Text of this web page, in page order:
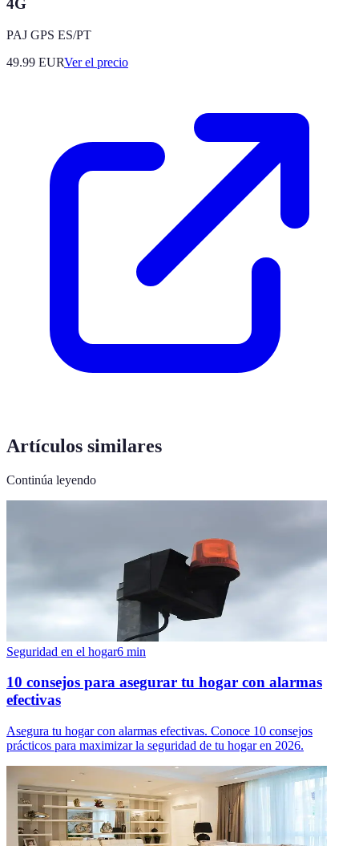
4G
PAJ GPS ES/PT
49.99 EURVer el precio
Artículos similares
Continúa leyendo
Seguridad en el hogar6 min
10 consejos para asegurar tu hogar con alarmas
efectivas
Asegura tu hogar con alarmas efectivas. Conoce 10 consejos
prácticos para maximizar la seguridad de tu hogar en 2026.